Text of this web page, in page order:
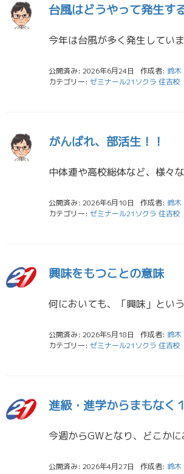
台風はどうやって発生す
公開済み: 2026年6月24日 作成者: 鈴木
カテゴリー: ゼミナール21ソクラ 住吉校
がんばれ、部活生！！
公開済み: 2026年6月10日 作成者: 鈴木
カテゴリー: ゼミナール21ソクラ 住吉校
興味をもつことの意味
公開済み: 2026年5月18日 作成者: 鈴木
カテゴリー: ゼミナール21ソクラ 住吉校
進級・進学からまもなく
公開済み: 2026年4月27日 作成者: 鈴木